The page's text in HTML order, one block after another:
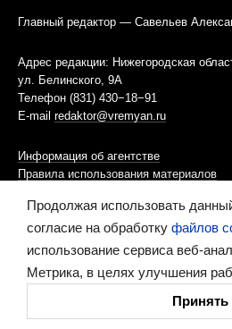
Главный редактор — Савельев
Адрес редакции: Нижегородская
ул. Белинского, 9А
Телефон (831) 430−18−91
E-mail redaktor@vremyan.ru
Информация об агентстве
Правила использования материалов
Информационная политика
Ресурс содержит материалы 16+
Продолжая использовать
согласие на обработку файлов
использование сервиса веб-
Метрика, в целях улучшения
Принять